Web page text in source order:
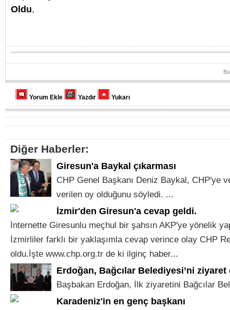
Oldu,
Yorum Ekle Yazdır Yukarı
Diğer Haberler:
Giresun'a Baykal çıkarması
CHP Genel Başkanı Deniz Baykal, CHP'ye
verilen oy olduğunu söyledi. ...
İzmir'den Giresun'a cevap geldi.
İnternette Giresunlu meçhul bir şahsın AKP'ye yönelik
İzmirliler farklı bir yaklaşımla cevap verince olay CHP
oldu.İşte www.chp.org.tr de ki ilginç haber...
Erdoğan, Bağcılar Belediyesi’ni ziyaret
Başbakan Erdoğan, İlk ziyaretini Bağcılar
Karadeniz'in en genç başkanı